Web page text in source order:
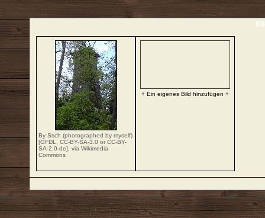
By Ssch (photographed by myself)
[GFDL CC-BY-SA-3.0 or CC-BY-
SA-2.0-de], via Wikimedia
Commons
+ Ein eigenes Bild hinzufügen +